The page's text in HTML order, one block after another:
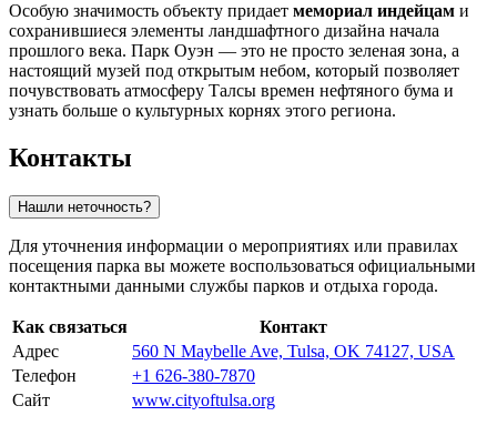
Особую значимость объекту придает мемориал индейцам и
сохранившиеся элементы ландшафтного дизайна начала
прошлого века. Парк Оуэн — это не просто зеленая зона, а
настоящий музей под открытым небом, который позволяет
почувствовать атмосферу Талсы времен нефтяного бума и
узнать больше о культурных корнях этого региона.
Контакты
Нашли неточность?
Для уточнения информации о мероприятиях или правилах
посещения парка вы можете воспользоваться официальными
контактными данными службы парков и отдыха города.
Как связаться
Контакт
Адрес
560 N Maybelle Ave, Tulsa, OK 74127, USA
Телефон
+1 626-380-7870
Сайт
www.cityoftulsa.org